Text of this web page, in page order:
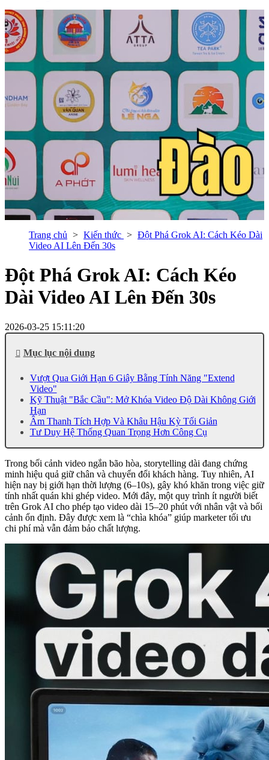
Trang chủ Kiến thức
Đột Phá Grok AI: Cách Kéo Dài
Video AI Lên Đến 30s
Đột Phá Grok AI: Cách Kéo
Dài Video AI Lên Đến 30s
2026-03-25 15:11:20
Mục lục nội dung
Vượt Qua Giới Hạn 6 Giây Bằng Tính Năng "Extend
Video"
Kỹ Thuật "Bắc Cầu": Mở Khóa Video Độ Dài Không Giới
Hạn
Âm Thanh Tích Hợp Và Khâu Hậu Kỳ Tối Giản
Tư Duy Hệ Thống Quan Trọng Hơn Công Cụ
Trong bối cảnh video ngắn bão hòa, storytelling dài đang chứng
minh hiệu quả giữ chân và chuyển đổi khách hàng. Tuy nhiên, AI
hiện nay bị giới hạn thời lượng (6–10s), gây khó khăn trong việc giữ
tính nhất quán khi ghép video. Mới đây, một quy trình ít người biết
trên Grok AI cho phép tạo video dài 15–20 phút với nhân vật và bối
cảnh ổn định. Đây được xem là “chìa khóa” giúp marketer tối ưu
chi phí mà vẫn đảm bảo chất lượng.